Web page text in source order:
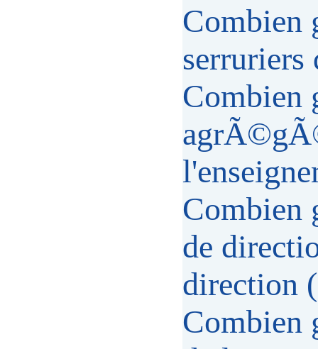
Combien
Combien
Combien
de
direction
Combien